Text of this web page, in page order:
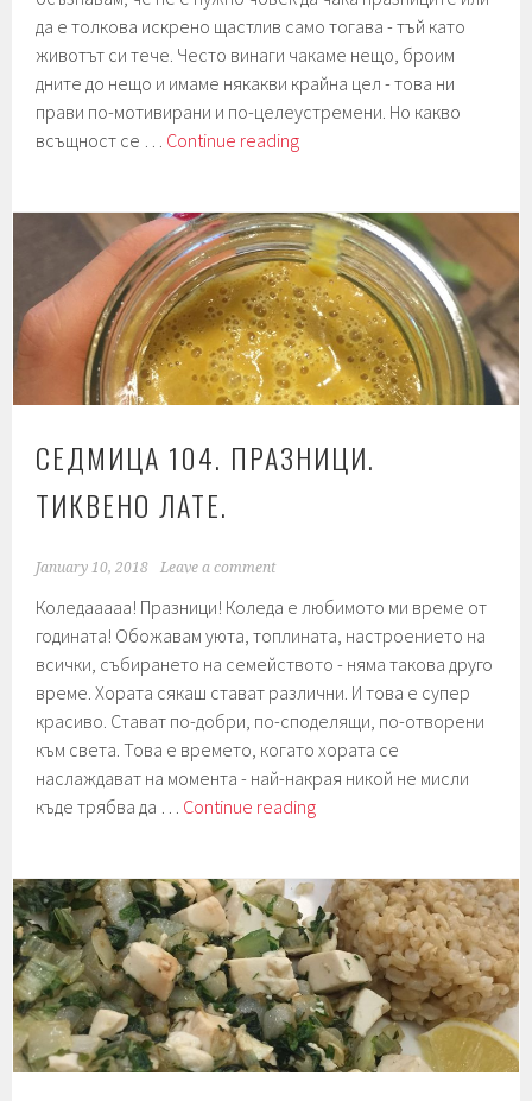
да е толкова искрено щастлив само тогава - тъй като
животът си тече. Често винаги чакаме нещо, броим
дните до нещо и имаме някакви крайна цел - това ни
прави по-мотивирани и по-целеустремени. Но какво
всъщност се … Continue readingСедмица
2018.
|
Week
105.
To
2018.
СЕДМИЦА 104. ПРАЗНИЦИ.
ТИКВЕНО ЛАТЕ.
January 10, 2018 Leave a comment
Коледааааа! Празници! Коледа е любимото ми време от
годината! Обожавам уютa, топлината, настроението на
всички, събирането на семейството - няма такова друго
време. Хората сякаш стават различни. И това е супер
красиво. Стават по-добри, по-споделящи, по-отворени
към света. Това е времето, когато хората се
наслаждават на момента - най-накрая никой не мисли
къде трябва да … Continue readingСедмица
Тиквено
лате.